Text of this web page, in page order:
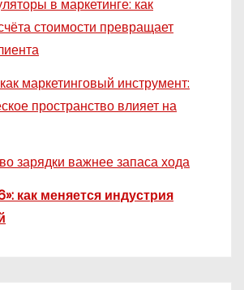
в маркетинге: как
стоимости превращает
маркетинговый инструмент:
пространство влияет на
зарядки важнее запаса хода
как меняется индустрия